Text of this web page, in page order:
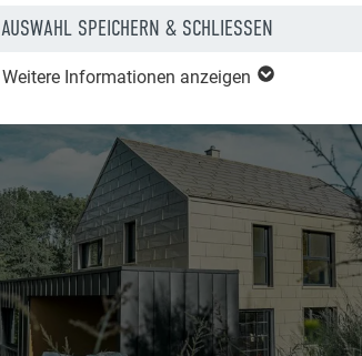
AUSWAHL SPEICHERN & SCHLIESSEN
Weitere Informationen anzeigen